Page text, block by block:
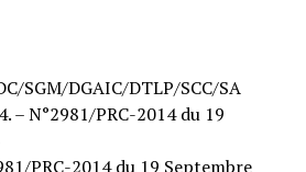
SGM/DGAIC/DTLP/SCC/SA
– N°2981/PRC-2014 du 19
PRC-2014 du 19 Septembre